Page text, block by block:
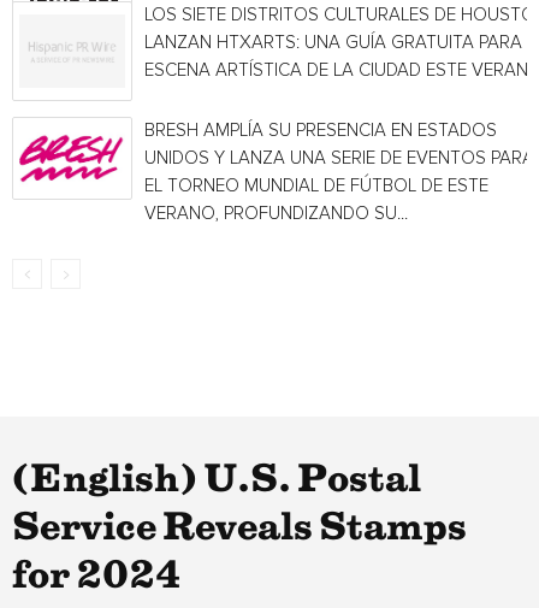
LOS SIETE DISTRITOS CULTURALES DE
LANZAN HTXARTS: UNA GUÍA GRATUITA PARA
ESCENA ARTÍSTICA DE LA CIUDAD ESTE
BRESH AMPLÍA SU PRESENCIA EN ESTADOS
UNIDOS Y LANZA UNA SERIE DE EVENTOS PARA
EL TORNEO MUNDIAL DE FÚTBOL DE ESTE
VERANO, PROFUNDIZANDO SU...
(English) U.S. Postal
Service Reveals Stamps
for 2024